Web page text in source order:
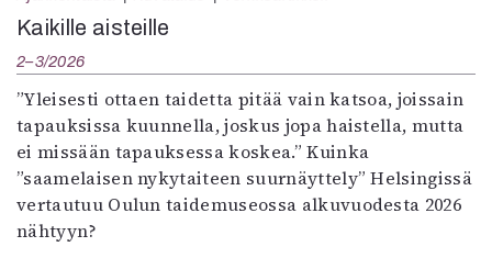
Kaikille aisteille
2–3/2026
”Yleisesti ottaen taidetta pitää vain katsoa, joissain
tapauksissa kuunnella, joskus jopa haistella, mutta
ei missään tapauksessa koskea.” Kuinka
”saamelaisen nykytaiteen suurnäyttely” Helsingissä
vertautuu Oulun taidemuseossa alkuvuodesta 2026
nähtyyn?